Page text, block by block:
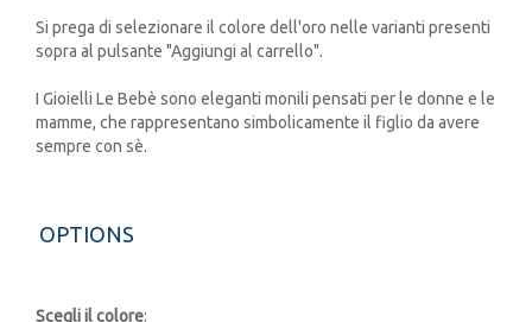
Si prega di selezionare il colore dell'oro nelle varianti presenti
sopra al pulsante "Aggiungi al carrello".
I Gioielli Le Bebè sono eleganti monili pensati per le donne e le
mamme, che rappresentano simbolicamente il figlio da avere
sempre con sè.
OPTIONS
Scegli il colore: